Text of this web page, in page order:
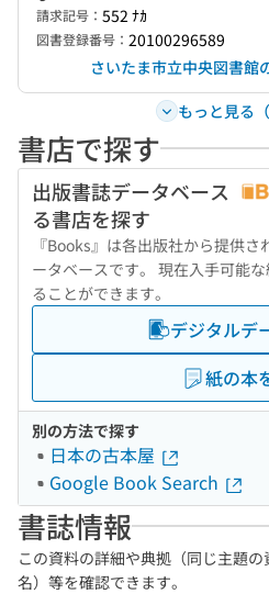
請求記号： 552 ﾅｶ
図書登録番号： 20100296589
さいたま市立中央図書館
もっと見る
書店で探す
出版書誌データベース
る書店を探す
『Books』は各出版社から提供
ータベースです。 現在入手可能
ることができます。
デジタルデ
紙の本
別の方法で探す
日本の古本屋
Google Book Search
書誌情報
この資料の詳細や典拠（同じ主題
名）等を確認できます。